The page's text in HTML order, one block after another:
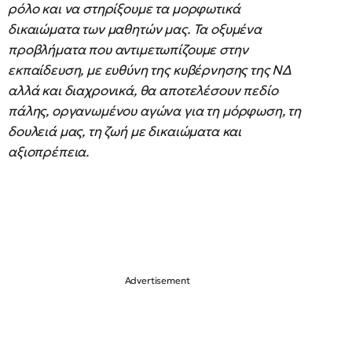
ρόλο και να στηρίξουμε τα μορφωτικά
δικαιώματα των μαθητών μας. Τα οξυμένα
προβλήματα που αντιμετωπίζουμε στην
εκπαίδευση, με ευθύνη της κυβέρνησης της ΝΔ
αλλά και διαχρονικά, θα αποτελέσουν πεδίο
πάλης, οργανωμένου αγώνα για τη μόρφωση, τη
δουλειά μας, τη ζωή με δικαιώματα και
αξιοπρέπεια.